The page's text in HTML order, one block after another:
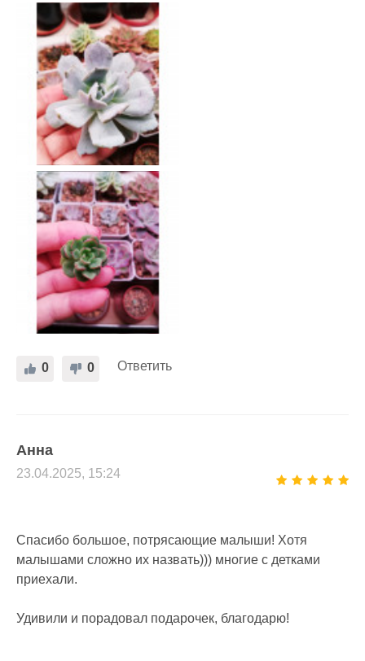
0
0 Ответить
Анна
23.04.2025, 15:24
Спасибо большое, потрясающие малыши! Хотя
малышами сложно их назвать))) многие с детками
приехали.
Удивили и порадовал подарочек, благодарю!